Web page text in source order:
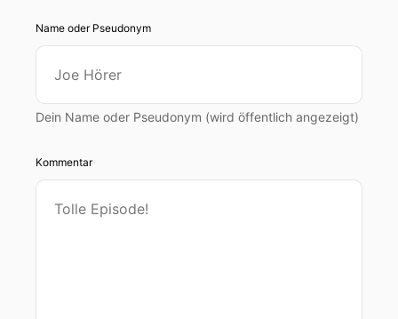
Name oder Pseudonym
Dein Name oder Pseudonym (wird öffentlich angezeigt)
Kommentar